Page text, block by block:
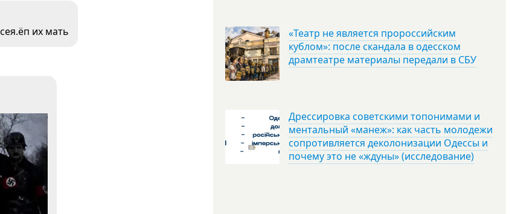
их мать
«Театр не является пророссийским
кублом»: после скандала в одесском
драмтеатре материалы передали в СБУ
Дрессировка советскими топонимами и
ментальный «манеж»: как часть молодежи
сопротивляется деколонизации Одессы и
почему это не «ждуны» (исследование)